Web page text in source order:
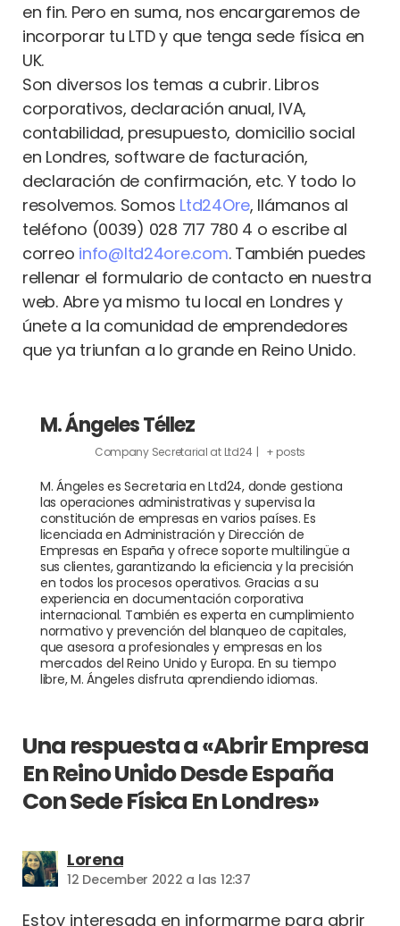
en fin. Pero en suma, nos encargaremos de
incorporar tu LTD y que tenga sede física en
UK.
Son diversos los temas a cubrir. Libros
corporativos, declaración anual, IVA,
contabilidad, presupuesto, domicilio social
en Londres, software de facturación,
declaración de confirmación, etc. Y todo lo
resolvemos. Somos Ltd24Ore, llámanos al
teléfono (0039) 028 717 780 4 o escribe al
correo info@ltd24ore.com. También puedes
rellenar el formulario de contacto en nuestra
web. Abre ya mismo tu local en Londres y
únete a la comunidad de emprendedores
que ya triunfan a lo grande en Reino Unido.
M. Ángeles Téllez
Company Secretarial at Ltd24 | + posts
M. Ángeles es Secretaria en Ltd24, donde gestiona
las operaciones administrativas y supervisa la
constitución de empresas en varios países. Es
licenciada en Administración y Dirección de
Empresas en España y ofrece soporte multilingüe a
sus clientes, garantizando la eficiencia y la precisión
en todos los procesos operativos. Gracias a su
experiencia en documentación corporativa
internacional. También es experta en cumplimiento
normativo y prevención del blanqueo de capitales,
que asesora a profesionales y empresas en los
mercados del Reino Unido y Europa. En su tiempo
libre, M. Ángeles disfruta aprendiendo idiomas.
Una respuesta a «Abrir Empresa
En Reino Unido Desde España
Con Sede Física En Londres»
Lorenadice:
12 December 2022 a las 12:37
Estoy interesada en informarme para abrir